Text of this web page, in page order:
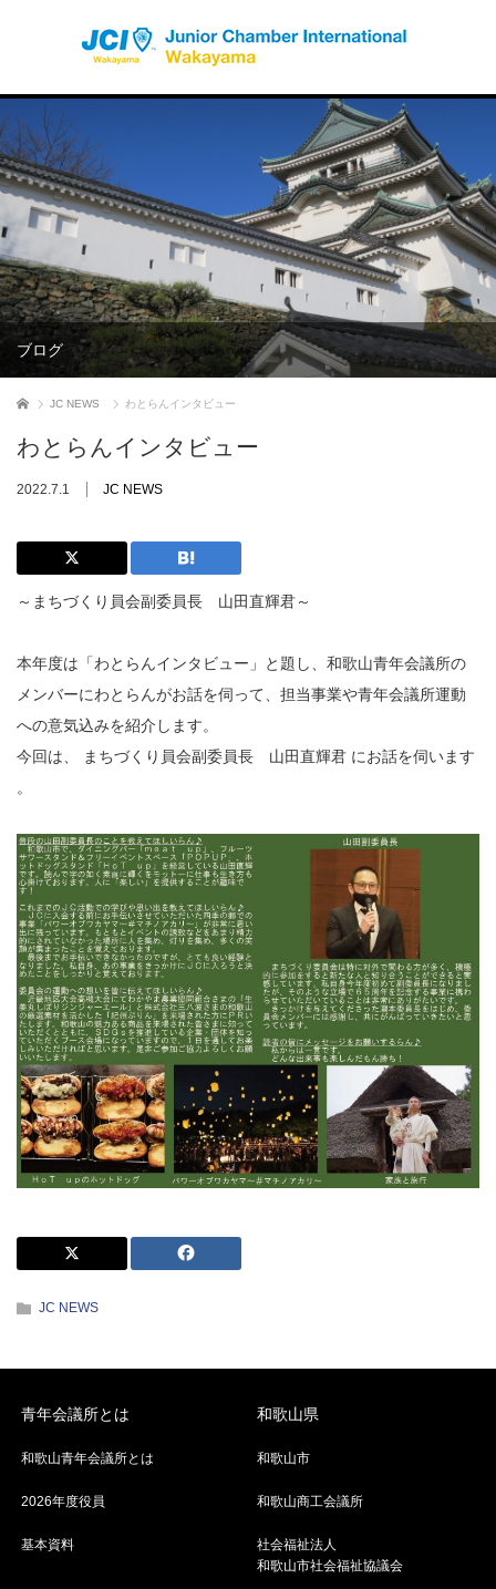
ブログ
ホーム JC NEWS わとらんインタビュー
わとらんインタビュー
2022.7.1 JC NEWS
～まちづくり員会副委員長 山田直輝君～
本年度は「わとらんインタビュー」と題し、和歌山青年会議所の
メンバーにわとらんがお話を伺って、担当事業や青年会議所運動
への意気込みを紹介します。
今回は、 まちづくり員会副委員長 山田直輝君 にお話を伺います
。
JC NEWS
青年会議所とは
和歌山青年会議所とは
2026年度役員
基本資料
和歌山県
和歌山市
和歌山商工会議所
社会福祉法人
和歌山市社会福祉協議会